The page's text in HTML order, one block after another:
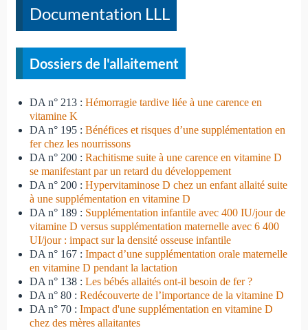
Documentation LLL
Dossiers de l'allaitement
DA n° 213 : Hémorragie tardive liée à une carence en
vitamine K
DA n° 195 : Bénéfices et risques d’une supplémentation en
fer chez les nourrissons
DA n° 200 : Rachitisme suite à une carence en vitamine D
se manifestant par un retard du développement
DA n° 200 : Hypervitaminose D chez un enfant allaité suite
à une supplémentation en vitamine D
DA n° 189 : Supplémentation infantile avec 400 IU/jour de
vitamine D versus supplémentation maternelle avec 6 400
UI/jour : impact sur la densité osseuse infantile
DA n° 167 : Impact d’une supplémentation orale maternelle
en vitamine D pendant la lactation
DA n° 138 : Les bébés allaités ont-il besoin de fer ?
DA n° 80 : Redécouverte de l’importance de la vitamine D
DA n° 70 : Impact d'une supplémentation en vitamine D
chez des mères allaitantes